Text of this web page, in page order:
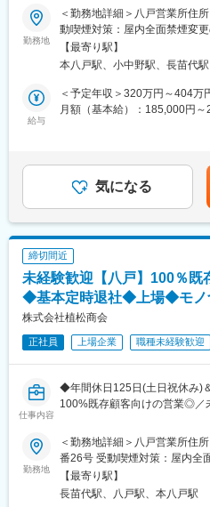
■業務内容 ：
・仕事内容：新潟出張所の常
心とした既存取引先向けに商
するというスタイルで営業を
・取扱商材：主に産業機械器具
＊社用車（日産ＡＤバンＡＴ
の場合あり。）使用。
1名で業務を回しています。
分からないことは、すぐに聞
概ね３年程度は、上司・先輩
付けながら取扱商品の調達や
・キャリアパス：
ご自身の頑張り次第で、将来
能です。
■企業情報
「人と自然のハーモニーをめ
持続可能な未来に向けて、環
私は先代である父からこの会
温かい雰囲気の中で成長でき
いた基盤を大切にしながら、
を吹き込んでいます。また、
勤務地
＜勤務地詳細＞八戸営業所住
動喫煙対策：屋内全面禁煙変
【最寄り駅】
本八戸駅、小中野駅、長苗代駅
給与
＜予定年収＞320万円～404万
月額（基本給）：185,000円～
与実績あり賃金はあくまでも
下する可能性があります。月
す。
気になる
締切間近
未経験歓迎【八戸】100％
◆基本定時退社◆上場◆モノ
株式会社植松商会
正社員 上場企業 職種未経験歓迎
仕事内容
◆年間休日125日(土日祝休み)
100%既存顧客向けの営業◎／
■職務内容：
＜担当する顧客＞
基本的に県内の企業様を担当
製品向けの部品製造などを行
勤務地
＜勤務地詳細＞八戸営業所住
番26号 受動喫煙対策：屋内全
業所
【最寄り駅】
長苗代駅、八戸駅、本八戸駅